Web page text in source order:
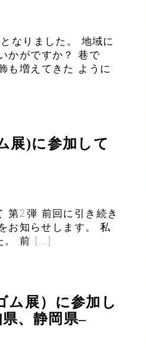
なりました。 地域に
かがですか？ 巷で
も増えてきた ように
展)に参加して
第2弾 前回に引き続き
お知らせします。 私
。 前 […]
ム展）に参加し
、静岡県–